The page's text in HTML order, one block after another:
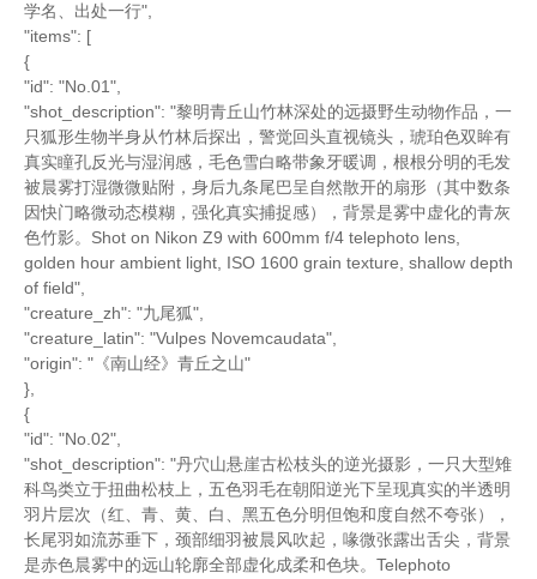
学名、出处一行",
"items": [
{
"id": "No.01",
"shot_description": "黎明青丘山竹林深处的远摄野生动物作品，一
只狐形生物半身从竹林后探出，警觉回头直视镜头，琥珀色双眸有
真实瞳孔反光与湿润感，毛色雪白略带象牙暖调，根根分明的毛发
被晨雾打湿微微贴附，身后九条尾巴呈自然散开的扇形（其中数条
因快门略微动态模糊，强化真实捕捉感），背景是雾中虚化的青灰
色竹影。Shot on Nikon Z9 with 600mm f/4 telephoto lens,
golden hour ambient light, ISO 1600 grain texture, shallow depth
of field",
"creature_zh": "九尾狐",
"creature_latin": "Vulpes Novemcaudata",
"origin": "《南山经》青丘之山"
},
{
"id": "No.02",
"shot_description": "丹穴山悬崖古松枝头的逆光摄影，一只大型雉
科鸟类立于扭曲松枝上，五色羽毛在朝阳逆光下呈现真实的半透明
羽片层次（红、青、黄、白、黑五色分明但饱和度自然不夸张），
长尾羽如流苏垂下，颈部细羽被晨风吹起，喙微张露出舌尖，背景
是赤色晨雾中的远山轮廓全部虚化成柔和色块。Telephoto